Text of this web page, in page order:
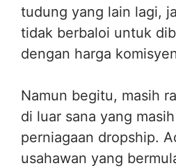
tudung yang lain lagi,
tidak berbaloi untuk
dengan harga
Namun begitu, masih
di luar sana yang
perniagaan dropship.
usahawan yang